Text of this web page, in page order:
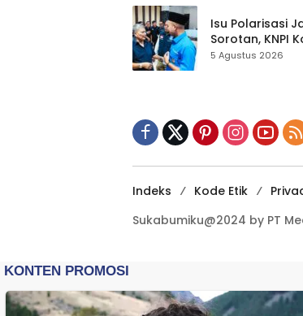
Kewilayahan
Dikebut
Isu Polarisasi
Sorotan, KNPI
Sukabumi Ajak
5 Agustus 2026
Indeks Kode Etik
Sukabumiku@2024 by PT